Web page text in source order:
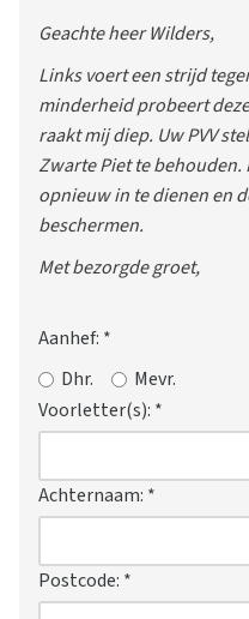
Geachte heer Wilders,
Links voert een strijd
minderheid probeert
raakt mij diep. Uw PVV
Zwarte Piet te
opnieuw in te dienen en
beschermen.
Met bezorgde groet,
Aanhef: *
Dhr.
Mevr.
Voorletter(s): *
Achternaam: *
Postcode: *